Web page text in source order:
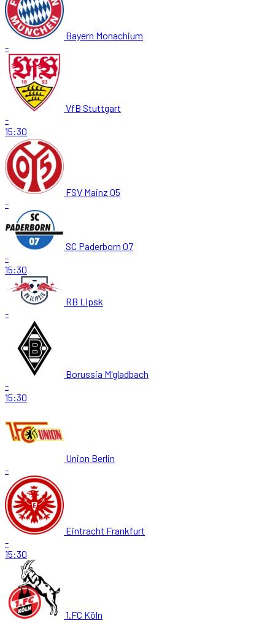
Bayern Monachium
-
VfB Stuttgart
-
15:30
FSV Mainz 05
-
SC Paderborn 07
-
15:30
RB Lipsk
-
Borussia M'gladbach
-
15:30
Union Berlin
-
Eintracht Frankfurt
-
15:30
1.FC Köln